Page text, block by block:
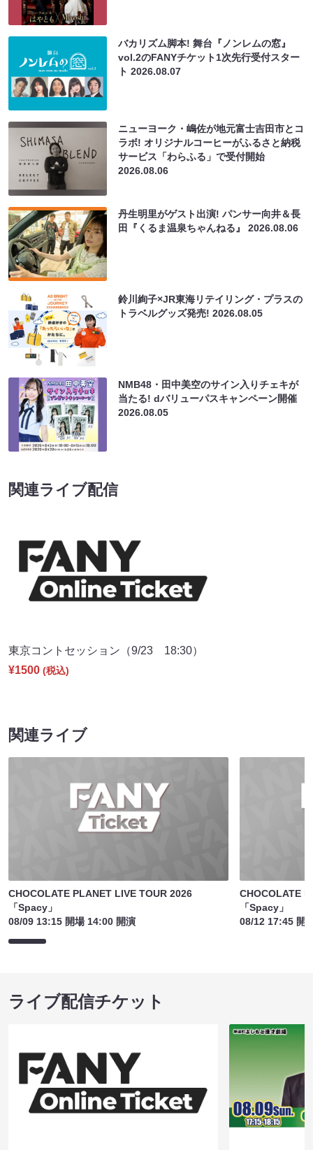
バカリズム脚本! 舞台『ノンレムの窓』
vol.2のFANYチケット1次先行受付スター
ト2026.08.07
ニューヨーク・嶋佐が地元富士吉田市とコ
ラボ! オリジナルコーヒーがふるさと納税
サービス「わらふる」で受付開始
2026.08.06
丹生明里がゲスト出演! パンサー向井＆長
田『くるま温泉ちゃんねる』2026.08.06
鈴川絢子×JR東海リテイリング・プラスの
トラベルグッズ発売!2026.08.05
NMB48・田中美空のサイン入りチェキが
当たる! dバリューパスキャンペーン開催
2026.08.05
関連ライブ配信
東京コントセッション（9/23 18:30）
¥1500 (税込)
関連ライブ
CHOCOLATE PLANET LIVE TOUR 2026
「Spacy」
08/09 13:15 開場 14:00 開演
CHOCOLATE
「Spacy」
08/12 17:45 開
ライブ配信チケット